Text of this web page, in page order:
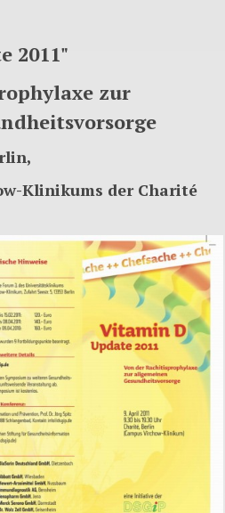
2011"
zur
Klinikums der Charité